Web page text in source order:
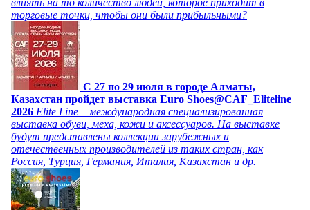
влиять на то количество людей, которое приходит в
торговые точки, чтобы они были прибыльными?
C 27 по 29 июля в городе Алматы,
Казахстан пройдет выставка Euro Shoes@CAF_Eliteline
2026 Elite Line – международная специализированная
выставка обуви, меха, кожи и аксессуаров. На выставке
будут представлены коллекции зарубежных и
отечественных производителей из таких стран, как
Россия, Турция, Германия, Италия, Казахстан и др.